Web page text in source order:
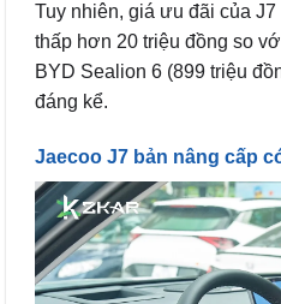
Tuy nhiên, giá ưu đãi của
thấp hơn 20 triệu đồng so
BYD Sealion 6 (899 triệu
đáng kể.
Jaecoo J7 bản nâng cấp